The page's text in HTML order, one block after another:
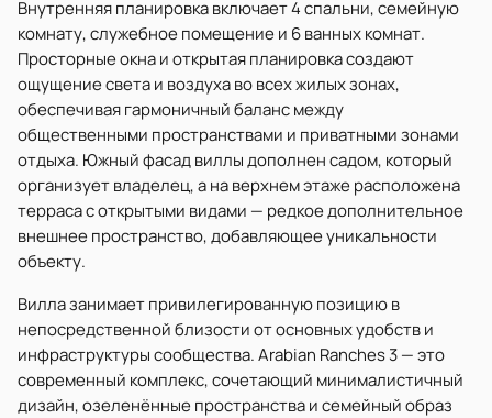
Внутренняя планировка включает 4 спальни, семейную
комнату, служебное помещение и 6 ванных комнат.
Просторные окна и открытая планировка создают
ощущение света и воздуха во всех жилых зонах,
обеспечивая гармоничный баланс между
общественными пространствами и приватными зонами
отдыха. Южный фасад виллы дополнен садом, который
организует владелец, а на верхнем этаже расположена
терраса с открытыми видами — редкое дополнительное
внешнее пространство, добавляющее уникальности
объекту.
Вилла занимает привилегированную позицию в
непосредственной близости от основных удобств и
инфраструктуры сообщества. Arabian Ranches 3 — это
современный комплекс, сочетающий минималистичный
дизайн, озеленённые пространства и семейный образ